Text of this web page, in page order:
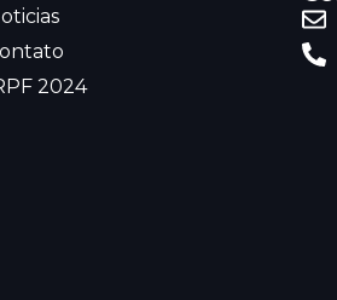
2024